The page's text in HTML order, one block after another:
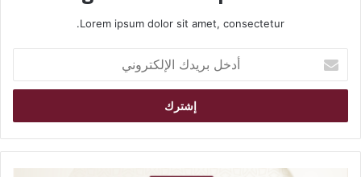
Lorem ipsum dolor sit amet, consectetur.
خ
ب
ر